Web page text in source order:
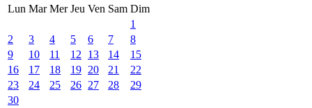
Lun Mar Mer Jeu Ven Sam Dim
1
2
3 4 5 6 7
8
9
10 11 12 13 14
15
16
17 18 19 20 21
22
23
24 25 26 27 28
29
30